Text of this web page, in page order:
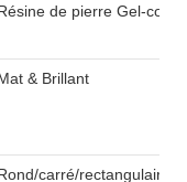
de pierre Gel-coat
& Brillant
carré/rectangulaire/